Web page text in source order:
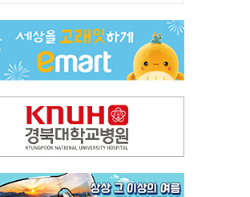
경북 칠곡시니어클럽 커피앤솝 사업단…자개소품 만들기 문화체험 운영
"아버지 외출한 사이"…흉기로 40대母 살해한 고교 자퇴생, 구속 기로에
신축 줄고 리모델링 뜨자…건설업계, 로봇·모듈러로 방향 튼다